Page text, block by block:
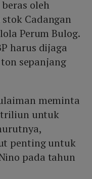
oleh
Cadangan
Perum Bulog.
harus dijaga
sepanjang
meminta
triliun untuk
penting untuk
pada tahun